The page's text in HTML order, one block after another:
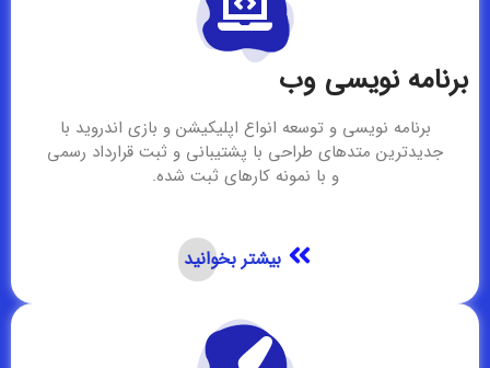
برنامه نویسی وب
برنامه نویسی و توسعه انواع اپلیکیشن و بازی اندروید با
جدیدترین متدهای طراحی با پشتیبانی و ثبت قرارداد رسمی
و با نمونه کارهای ثبت شده.
بیشتر بخوانید